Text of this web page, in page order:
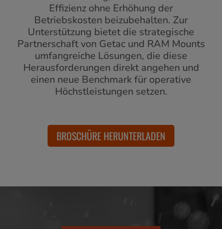
Effizienz ohne Erhöhung der
Betriebskosten beizubehalten. Zur
Unterstützung bietet die strategische
Partnerschaft von Getac und RAM Mounts
umfangreiche Lösungen, die diese
Herausforderungen direkt angehen und
einen neue Benchmark für operative
Höchstleistungen setzen.
BROSCHÜRE HERUNTERLADEN